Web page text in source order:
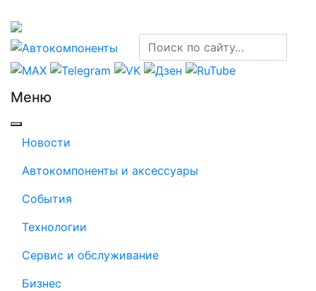
Меню
Новости
Автокомпоненты и аксессуары
События
Технологии
Сервис и обслуживание
Бизнес